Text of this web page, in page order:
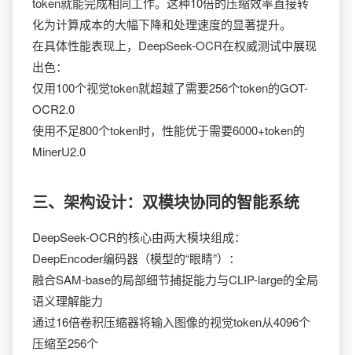
化为计算成本的大幅下降和处理速度的显著提升。
在具体性能表现上，DeepSeek-OCR在权威测试中展现
出色：
仅用100个视觉token就超越了需要256个token的GOT-
OCR2.0
使用不足800个token时，性能优于需要6000+token的
MinerU2.0
三、架构设计：双模块协同的智能系统
DeepSeek-OCR的核心由两大模块组成：
DeepEncoder编码器（模型的“眼睛”）：
融合SAM-base的局部细节捕捉能力与CLIP-large的全局
语义理解能力
通过16倍卷积压缩器将输入图像的视觉token从4096个
压缩至256个